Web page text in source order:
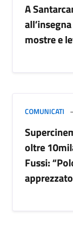
A
mostre e
COMUNICATI
oltre
Fussi: